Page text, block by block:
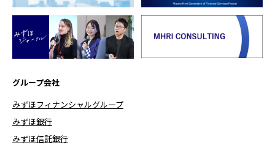
グループ会社
みずほフィナンシャルグループ
みずほ銀行
みずほ信託銀行